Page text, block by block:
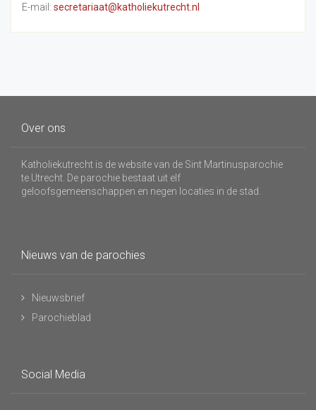
E-mail: secretariaat@katholiekutrecht.nl
Over ons
Katholiekutrecht is de website van de Sint Martinusparochie
te Utrecht. De parochie bestaat uit elf
geloofsgemeenschappen en negen locaties in de stad.
Nieuws van de parochies
Nieuwsbrief
Parochieblad
Social Media